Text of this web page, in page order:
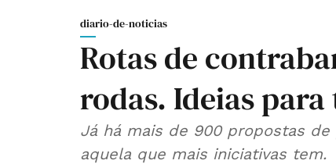
diario-de-noticias
Rotas de
rodas. Ideias
Já há mais de 900 propostas
aquela que mais iniciativas tem.